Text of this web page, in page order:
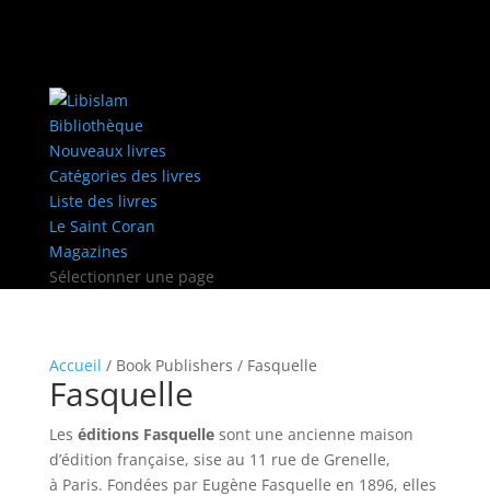
Bibliothèque
Nouveaux livres
Catégories des livres
Liste des livres
Le Saint Coran
Magazines
Sélectionner une page
Accueil / Book Publishers / Fasquelle
Fasquelle
Les éditions Fasquellesont une ancienne maison
d’édition française, sise au 11 rue de Grenelle,
à Paris. Fondées par Eugène Fasquelle en 1896, elles